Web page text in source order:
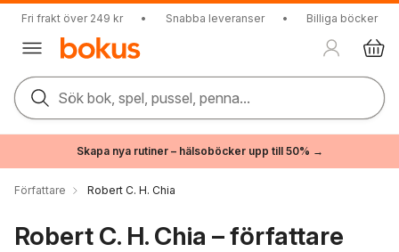
Fri frakt över 249 kr • Snabba leveranser • Billiga böcker
Sök bok, spel, pussel, penna...
Skapa nya rutiner – hälsoböcker upp till 50% →
Författare Robert C. H. Chia
Robert C. H. Chia – författare